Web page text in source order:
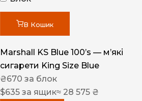
В Кошик
Marshall KS Blue 100’s — м’які
сигарети King Size Blue
₴670 за блок
$635 за ящик≈ 28 575 ₴